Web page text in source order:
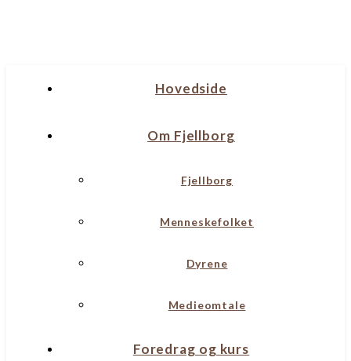
Hovedside
Om Fjellborg
Fjellborg
Menneskefolket
Dyrene
Medieomtale
Foredrag og kurs